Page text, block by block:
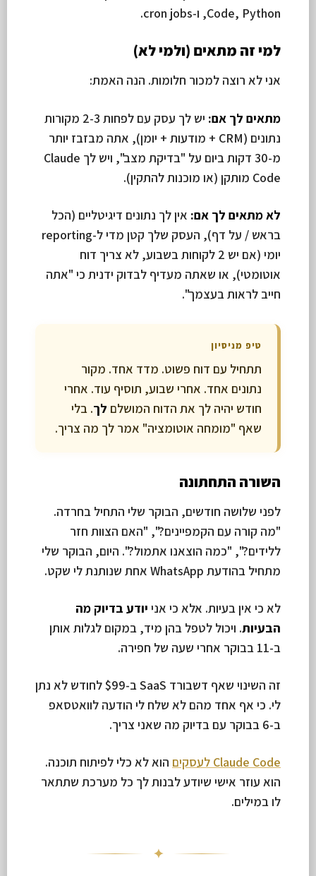
Code, Python, ו-cron jobs.
למי זה מתאים (ולמי לא)
אני לא רוצה למכור חלומות. הנה האמת:
מתאים לך אם:
יש לך עסק עם לפחות 2-3 מקורות
נתונים (CRM + מודעות + יומן), אתה מבזבז יותר
מ-30 דקות ביום על "בדיקת מצב", ויש לך Claude
Code מותקן (או מוכנות להתקין).
לא מתאים לך אם: אין לך נתונים דיגיטליים (הכל
בראש / על דף), העסק שלך קטן מדי ל-reporting
יומי (אם יש 2 לקוחות בשבוע, לא צריך דוח
אוטומטי), או שאתה מעדיף לבדוק ידנית כי "אתה
חייב לראות בעצמך".
טיפ מניסיון
תתחיל עם דוח פשוט. מדד אחד. מקור
נתונים אחד. אחרי שבוע, תוסיף עוד. אחרי
חודש יהיה לך את הדוח המושלם לך. בלי
שאף "מומחה אוטומציה" אמר לך מה צריך.
השורה התחתונה
לפני שלושה חודשים, הבוקר שלי התחיל בחרדה.
"מה קורה עם הקמפיינים?", "האם הצוות חזר
ללידים?", "כמה הוצאנו אתמול?". היום, הבוקר שלי
מתחיל בהודעת WhatsApp אחת שנותנת לי שקט.
לא כי אין בעיות. אלא כי אני יודע בדיוק מה
הבעיות. ויכול לטפל בהן מיד, במקום לגלות אותן
ב-11 בבוקר אחרי שעה של חפירה.
זה השינוי שאף דשבורד SaaS ב-$99 לחודש לא נתן
לי. כי אף אחד מהם לא שלח לי הודעה לוואטסאפ
ב-6 בבוקר עם בדיוק מה שאני צריך.
Claude Code לעסקים
הוא לא כלי לפיתוח תוכנה.
הוא עוזר אישי שיודע לבנות לך כל מערכת שתתאר
לו במילים.
✦